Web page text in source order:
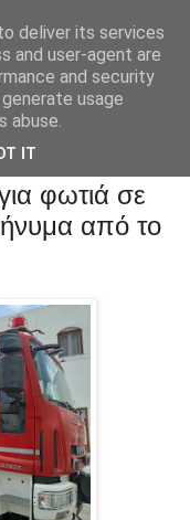
φωτιά σε
από το
deliver its services
and user-agent are
and security
usage
abuse.
IT